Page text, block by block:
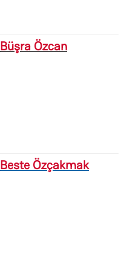
Büşra Özcan
Beste Özçakmak